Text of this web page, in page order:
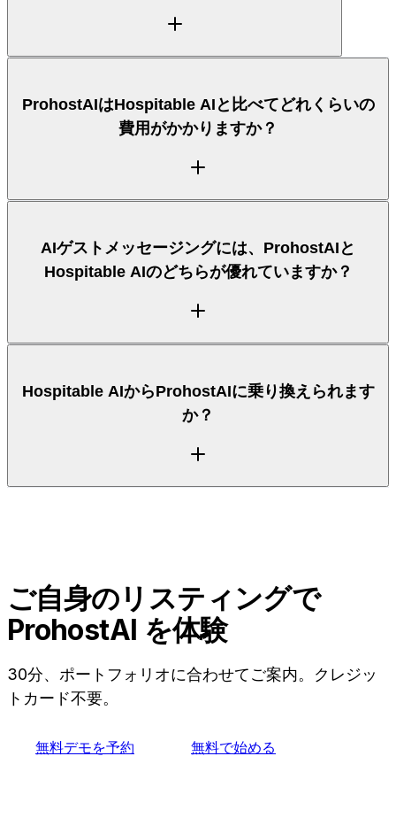
ProhostAIは優れたHospitable AIの代替です。多くの
ホストが、ツールを統合し、24時間365日の
Autopilot返信を得て、Hostaway、Hospitable、
換えています。
物件管理システムであるHostaway、Hospitable、
Guesty、OwnerRez、さらにAirbnbへの直接接続に
接続します。ほとんどのホストは、Hospitable AIと
組み合わせるのではなく、PMSの上でProhostAIを動
かしています。
ProhostAIはHospitable AIと比べてどれくらいの
費用がかかりますか？
すいリスティング単位の料金体系を採用しており、無
料プランから始められます。Hospitable AIの料金は
ティアやアドオンによって異なるため、最新の数値は
両社のサイトでご確認ください。上の比較で、それぞ
れの料金へのアプローチを記載しています。
AIゲストメッセージングには、ProhostAIと
Hospitable AIのどちらが優れていますか？
時間365日のAutopilot返信、確信度に基づく引き継
ぎ、各物件を学習するAI Memoryを備えています。
Hospitable AIは、そのカテゴリーによっては、メッ
セージングを数ある機能の一つとして扱う場合があり
ます。上の表で両者を直接比較できます。
Hospitable AIからProhostAIに乗り換えられます
か？
め、すべてを一から作り直すことなく、Hospitable
AIから移行できます。無料プランで、まずは自分のリ
スティングで試せます。
ご自身のリスティングで
ProhostAI を体験
30分、ポートフォリオに合わせてご案内。クレジッ
トカード不要。
無料デモを予約 無料で始める